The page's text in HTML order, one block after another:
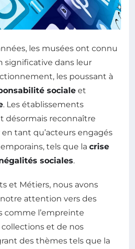
les musées ont connu
significative dans leur
les poussant à
sociale et
. Les établissements
désormais reconnaître
en tant qu’acteurs engagés
tels que la crise
sociales.
et Métiers, nous avons
attention vers des
comme l’empreinte
et de nos
des thèmes tels que la